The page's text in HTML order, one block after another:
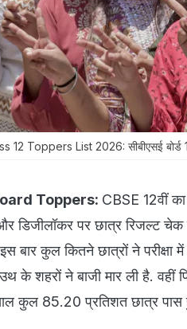
12 Toppers List 2026: सीबीएसई बोर्ड
Toppers: CBSE 12वीं
डिजीलॉकर पर छात्र रिजल्ट
बार कुल कितने छात्रों ने परीक्षा
के शहरों ने बाजी मार ली है. वहीं
कुल 85.20 प्रतिशत छात्र पास